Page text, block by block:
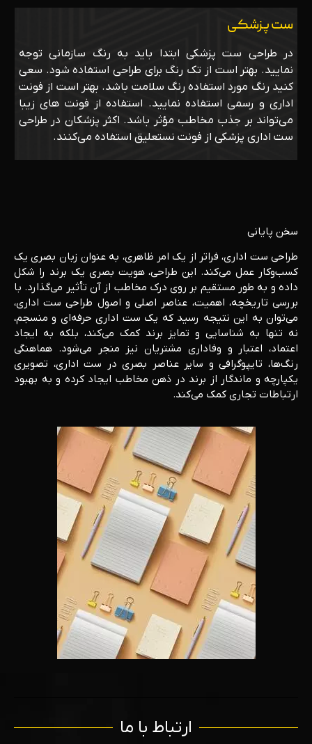
ست پزشکی
در طراحی ست پزشکی ابتدا باید به رنگ سازمانی توجه
نمایید. بهتر است از تک رنگ برای طراحی استفاده شود. سعی
کنید رنگ مورد استفاده رنگ سلامت باشد. بهتر است از فونت
اداری و رسمی استفاده نمایید. استفاده از فونت های زیبا
می‌تواند بر جذب مخاطب مؤثر باشد. اکثر پزشکان در طراحی
ست اداری پزشکی از فونت نستعلیق استفاده می‌کنند.
سخن پایانی
طراحی ست اداری، فراتر از یک امر ظاهری، به عنوان زبان بصری یک
کسب‌وکار عمل می‌کند. این طراحی، هویت بصری یک برند را شکل
داده و به طور مستقیم بر روی درک مخاطب از آن تأثیر می‌گذارد. با
بررسی تاریخچه، اهمیت، عناصر اصلی و اصول طراحی ست اداری،
می‌توان به این نتیجه رسید که یک ست اداری حرفه‌ای و منسجم،
نه تنها به شناسایی و تمایز برند کمک می‌کند، بلکه به ایجاد
اعتماد، اعتبار و وفاداری مشتریان نیز منجر می‌شود. هماهنگی
رنگ‌ها، تایپوگرافی و سایر عناصر بصری در ست اداری، تصویری
یکپارچه و ماندگار از برند در ذهن مخاطب ایجاد کرده و به بهبود
ارتباطات تجاری کمک می‌کند.
ارتباط با ما